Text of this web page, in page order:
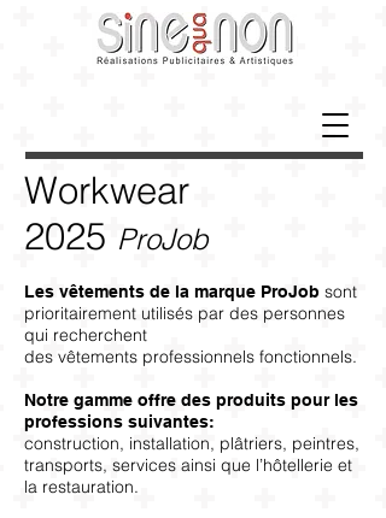
Workwear
2025 ProJob
Les vêtements de la marque ProJob sont
prioritairement utilisés par des personnes
qui recherchent
des vêtements professionnels fonctionnels.
Notre gamme offre des produits pour les
professions suivantes:
construction, installation, plâtriers, peintres,
transports, services ainsi que l’hôtellerie et
la restauration.